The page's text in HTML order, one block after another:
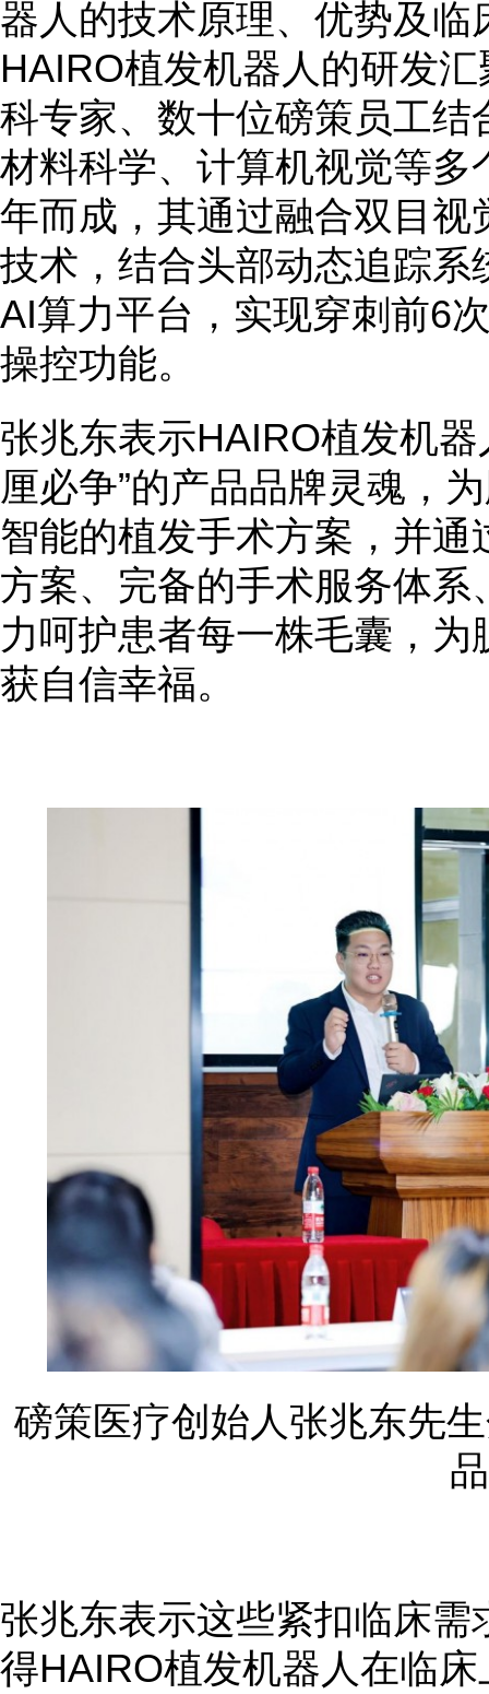
器人的技术原理、优势及
HAIRO植发机器人的研发
科专家、数十位磅策员工
材料科学、计算机视觉等
年而成，其通过融合双目
技术，结合头部动态追踪
AI算力平台，实现穿刺前6
操控功能。
张兆东表示HAIRO植发机
厘必争”的产品品牌灵魂，
智能的植发手术方案，并
方案、完备的手术服务体
力呵护患者每一株毛囊，为
获自信幸福。
磅策医疗创始人张兆东先
品
张兆东表示这些紧扣临床
得HAIRO植发机器人在临